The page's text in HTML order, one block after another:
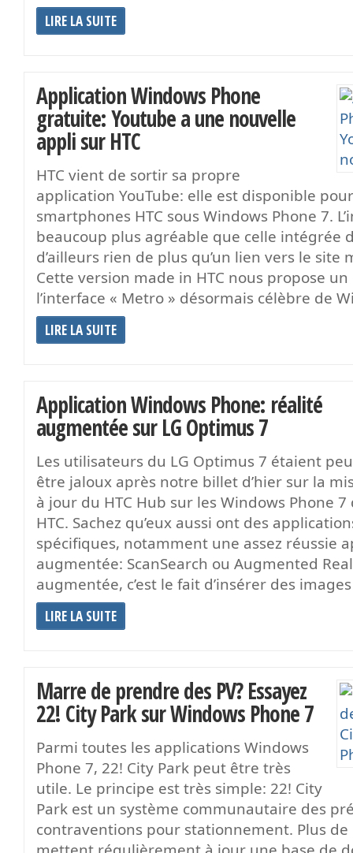
LIRE LA SUITE
Application Windows Phone
gratuite: Youtube a une nouvelle
appli sur HTC
HTC vient de sortir sa propre
application YouTube: elle est disponible
smartphones HTC sous Windows Phone 7.
beaucoup plus agréable que celle intégrée
d’ailleurs rien de plus qu’un lien vers le site
Cette version made in HTC nous propose
l’interface « Metro » désormais célèbre de
LIRE LA SUITE
Application Windows Phone: réalité
augmentée sur LG Optimus 7
Les utilisateurs du LG Optimus 7 étaient
être jaloux après notre billet d’hier sur la
à jour du HTC Hub sur les Windows Phone 7
HTC. Sachez qu’eux aussi ont des
spécifiques, notamment une assez réussie
augmentée: ScanSearch ou Augmented
augmentée, c’est le fait d’insérer des
LIRE LA SUITE
Marre de prendre des PV? Essayez
22! City Park sur Windows Phone 7
Parmi toutes les applications Windows
Phone 7, 22! City Park peut être très
utile. Le principe est très simple: 22! City
Park est un système communautaire des
contraventions pour stationnement. Plus